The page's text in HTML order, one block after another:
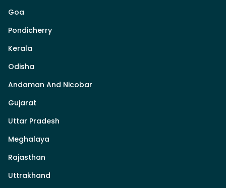
Goa
Pondicherry
Kerala
Odisha
Andaman And Nicobar
Gujarat
Uttar Pradesh
Meghalaya
Rajasthan
Uttrakhand